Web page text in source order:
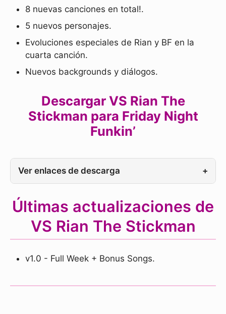
8 nuevas canciones en total!.
5 nuevos personajes.
Evoluciones especiales de Rian y BF en la
cuarta canción.
Nuevos backgrounds y diálogos.
Descargar VS Rian The
Stickman para Friday Night
Funkin’
Ver enlaces de descarga +
Últimas actualizaciones de
VS Rian The Stickman
v1.0 - Full Week + Bonus Songs.